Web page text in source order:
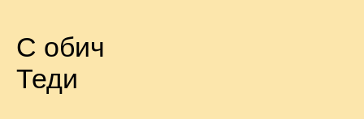
С обич
Теди